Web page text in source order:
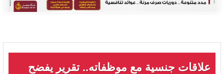
علاقات جنسية مع موظفاته.. تقرير يفضح